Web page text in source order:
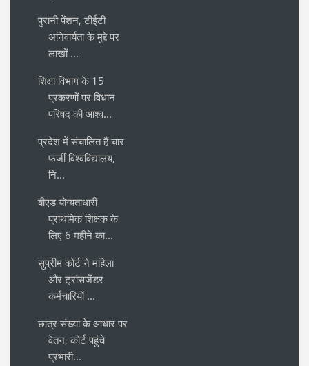
पुरानी पेंशन, टीईटी
अनिवार्यता के मुद्दे पर
लाखों ...
शिक्षा विभाग के 15
प्रकरणों पर विधान
परिषद की आश्व...
प्रदेश में संचालित हैं चार
फर्जी विश्वविद्यालय,
नि...
बीएड योग्यताधारी
प्राथमिक शिक्षक के
लिए 6 महीने का...
सुप्रीम कोर्ट ने महिला
और ट्रांसजेंडर
कर्मचारियों ...
छात्र संख्या के आधार पर
वेतन, कोर्ट पहुंचे
प्रभारी...